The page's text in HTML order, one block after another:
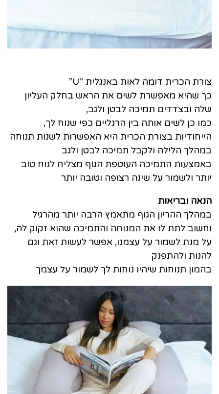
צורת הכרית דומה לאות באנגלית “U”
כך שהיא מאפשרת לשים את הראש בחלק העליון
שלה ובצדדים תמיכה לבטן ולגב,
כמו כן לשים אותה בין הרגליים כפי שנוח לך,
הייחודיות בצורת הכרית היא האפשרות לשנות תנוחה
במהלך הלילה ולקבל תמיכה לבטן ולגב
באמצעות התמיכה העוטפת הגוף מצליח לנוח טוב
יותר ולשמור על שינה רצופה וטובה יותר
הנאה ובריאות
במהלך ההריון הגוף מתאמץ הרבה יותר מהרגיל
וחשוב לתת לו את המנוחה והתמיכה שהוא זקוק לה,
על מנת לשמור על עצמנו, אפשר לעשות זאת וגם
להנות ולהתפנק
בהמון תנוחות שיהיו נוחות לך לשמור על עצמך